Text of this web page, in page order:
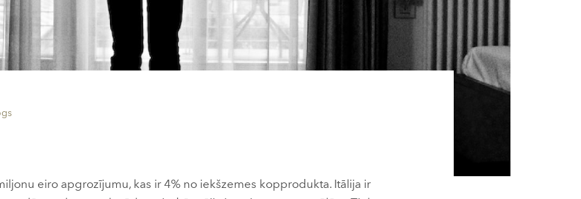
eiro apgrozījumu, kas ir 4% no iekšzemes kopprodukta. Itālija ir